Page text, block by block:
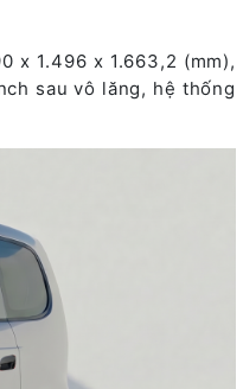
x 1.496 x 1.663,2 (mm),
sau vô lăng, hệ thống